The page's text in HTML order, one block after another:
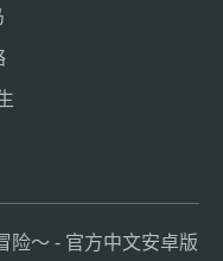
～ - 官方中文安卓版